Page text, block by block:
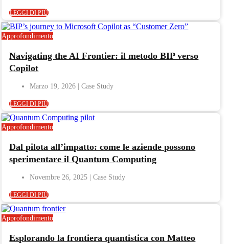
LEGGI DI PIÙ
Approfondimento
Navigating the AI Frontier: il metodo BIP verso
Copilot
Marzo 19, 2026
LEGGI DI PIÙ
Approfondimento
Dal pilota all’impatto: come le aziende possono
sperimentare il Quantum Computing
Novembre 26, 2025
LEGGI DI PIÙ
Approfondimento
Esplorando la frontiera quantistica con Matteo